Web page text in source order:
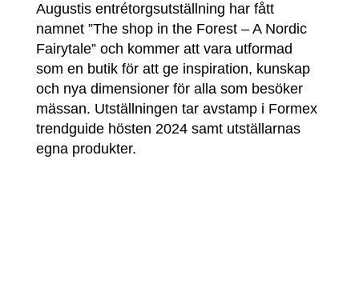
Augustis entrétorgsutställning har fått
namnet ”The shop in the Forest – A Nordic
Fairytale” och kommer att vara utformad
som en butik för att ge inspiration, kunskap
och nya dimensioner för alla som besöker
mässan. Utställningen tar avstamp i Formex
trendguide hösten 2024 samt utställarnas
egna produkter.